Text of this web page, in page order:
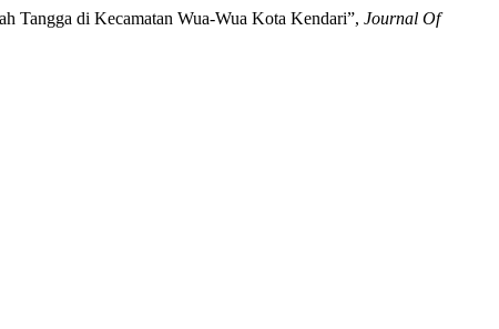
Tangga di Kecamatan Wua-Wua Kota Kendari”, Journal Of